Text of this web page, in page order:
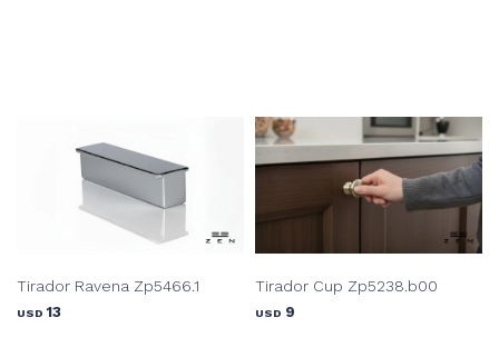
Tirador Ravena Zp5466.1
USD 13
Tirador Cup Zp5238.b00
USD 9